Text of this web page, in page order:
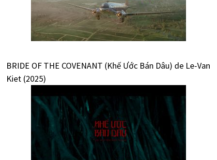
BRIDE OF THE COVENANT (Khế Ước Bán Dâu) de Le-Van
Kiet (2025)